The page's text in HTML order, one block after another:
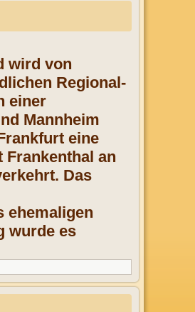
wird von
Regional-
einer
Mannheim
eine
an
Das
ehemaligen
wurde es